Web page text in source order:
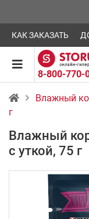
КАК ЗАКАЗАТЬ
8-800-770-
Влажный
г
Влажный
с уткой, 75 г